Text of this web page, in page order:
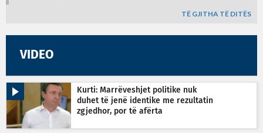
TË GJITHA TË DITËS
VIDEO
Kurti: Marrëveshjet politike nuk
duhet të jenë identike me rezultatin
zgjedhor, por të afërta